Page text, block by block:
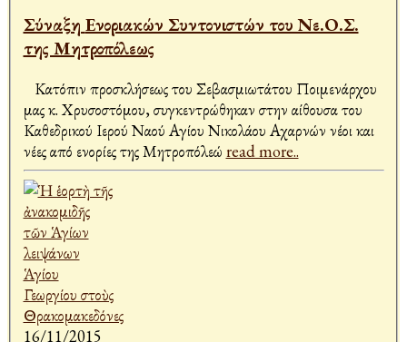
Σύναξη Ενοριακών Συντονιστών του Νε.Ο.Σ.
της Μητροπόλεως
Κατόπιν προσκλήσεως του Σεβασμιωτάτου Ποιμενάρχου
μας κ. Χρυσοστόμου, συγκεντρώθηκαν στην αίθουσα του
Καθεδρικού Ιερού Ναού Αγίου Νικολάου Αχαρνών νέοι και
νέες από ενορίες της Μητροπόλεώ read more..
16/11/2015